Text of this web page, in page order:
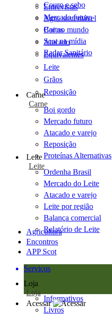
Entrevistas
Agro sustentável
Cartas
Scot na mídia
Radar Sanitário
Couro e sebo
Mercado futuro
Boi no mundo
Atacado
Equivalentes
Leite
Grãos
Reposição
Carne
Carne
Boi gordo
Mercado futuro
Atacado e varejo
Reposição
Proteínas Alternativas
Leite
Leite
Ordenha Brasil
Mercado do Leite
Atacado e varejo
Leite por região
Balança comercial
Relatório de Leite
Agricultura
Encontros
APP Scot
Serviços
Loja
Loja
Informativos
Livros
Acessar